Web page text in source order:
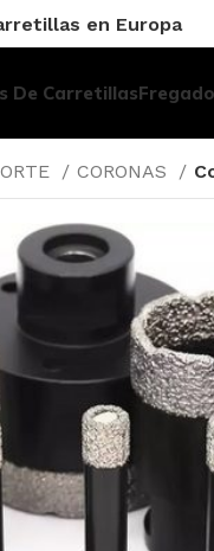
De Carretillas
CORONAS
en Europa